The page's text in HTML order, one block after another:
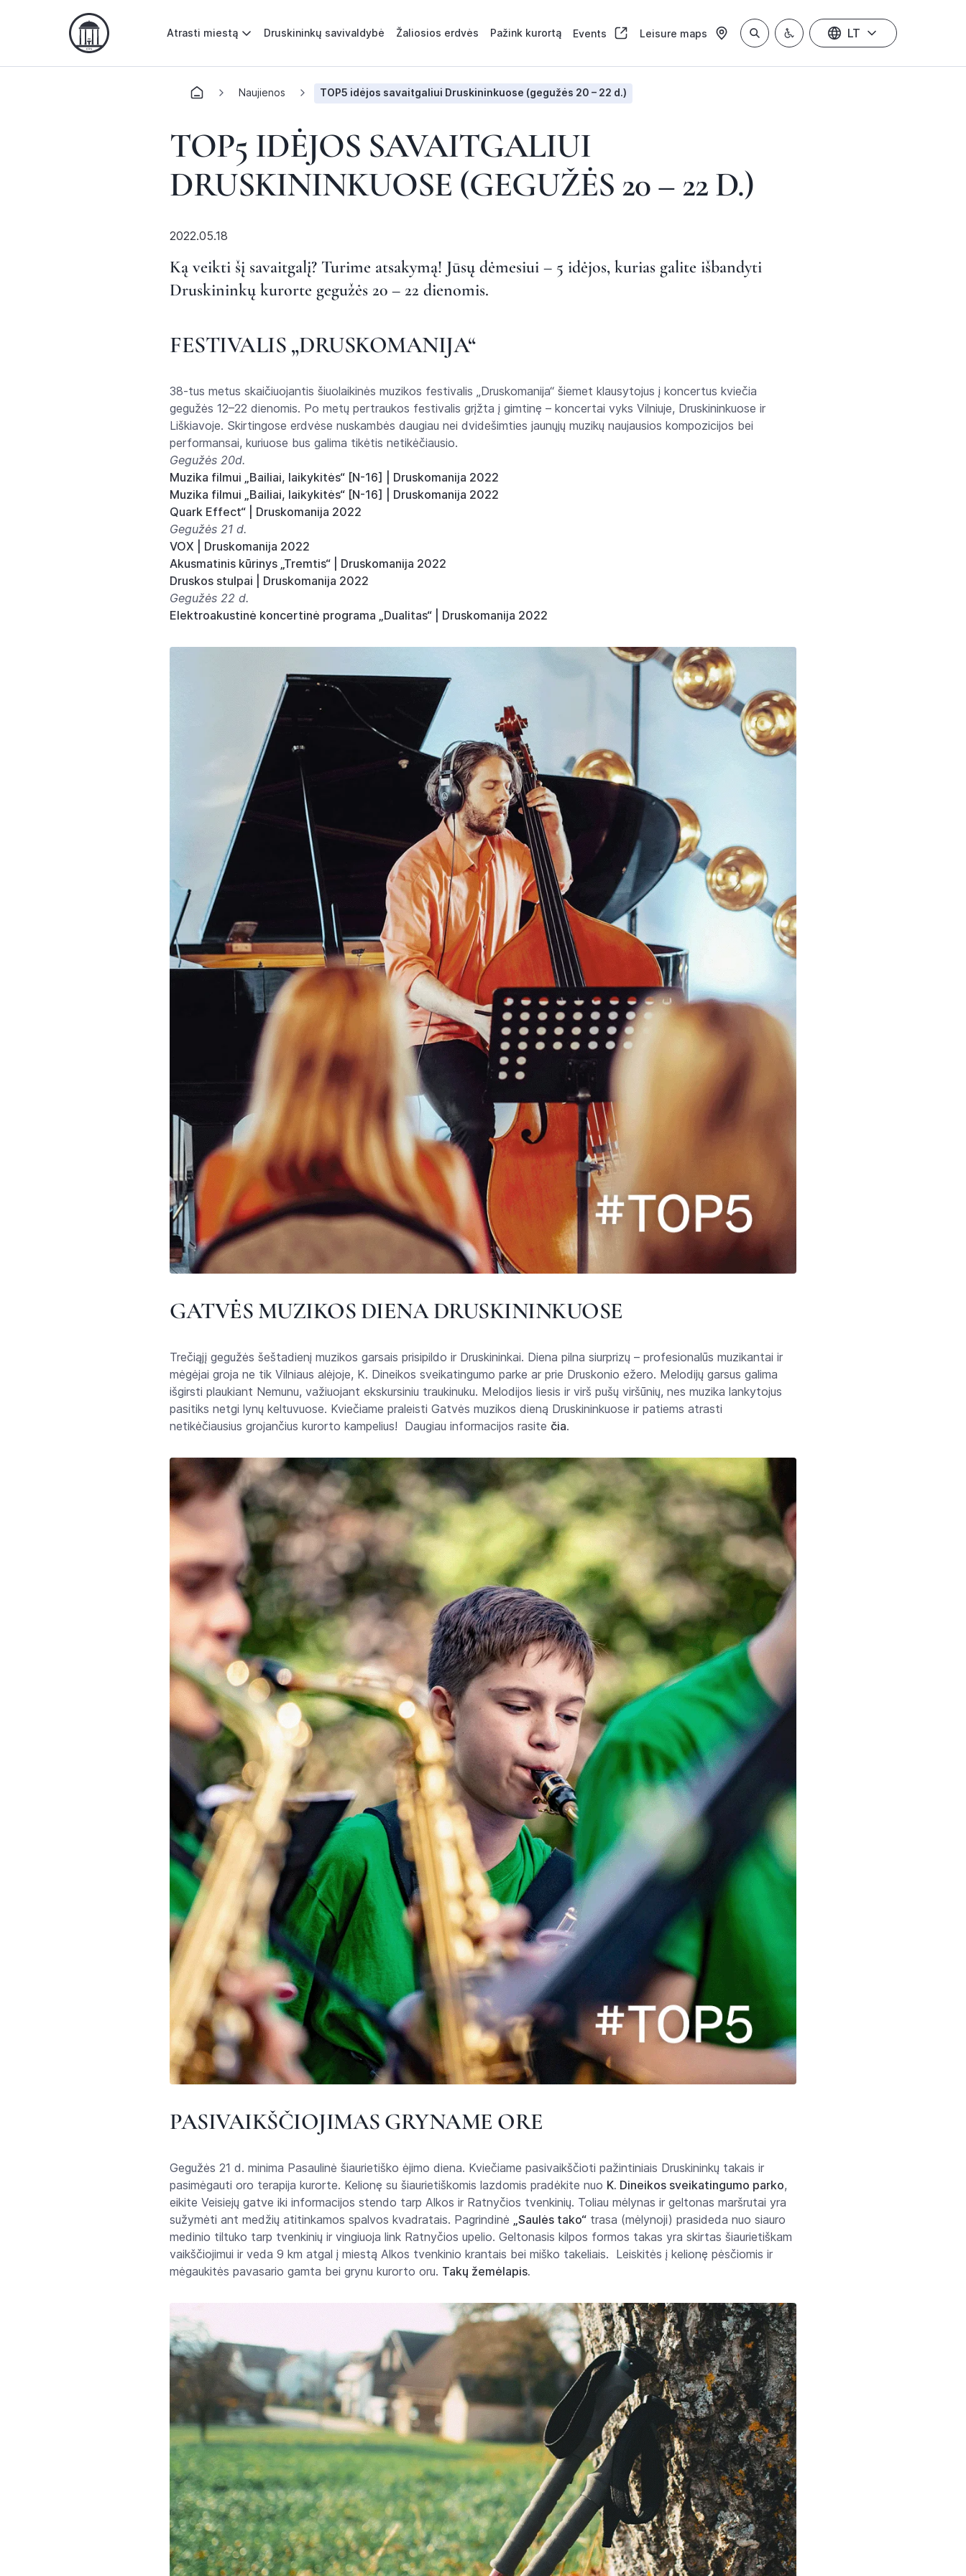
Atrasti miestą Druskininkų savivaldybė Žaliosios erdvės Pažink kurortą Events Leisure maps LT
Naujienos TOP5 idėjos savaitgaliui Druskininkuose (gegužės 20 – 22 d.)
TOP5 IDĖJOS SAVAITGALIUI
DRUSKININKUOSE (GEGUŽĖS 20 – 22 D.)
2022.05.18
Ką veikti šį savaitgalį? Turime atsakymą! Jūsų dėmesiui – 5 idėjos, kurias galite išbandyti
Druskininkų kurorte gegužės 20 – 22 dienomis.
FESTIVALIS „DRUSKOMANIJA“
38-tus metus skaičiuojantis šiuolaikinės muzikos festivalis „Druskomanija“ šiemet klausytojus į koncertus kviečia
gegužės 12–22 dienomis. Po metų pertraukos festivalis grįžta į gimtinę – koncertai vyks Vilniuje, Druskininkuose ir
Liškiavoje. Skirtingose erdvėse nuskambės daugiau nei dvidešimties jaunųjų muzikų naujausios kompozicijos bei
performansai, kuriuose bus galima tikėtis netikėčiausio.
Gegužės 20d.
Muzika filmui „Bailiai, laikykitės“ [N-16] | Druskomanija 2022
Muzika filmui „Bailiai, laikykitės“ [N-16] | Druskomanija 2022
Quark Effect“ | Druskomanija 2022
Gegužės 21 d.
VOX | Druskomanija 2022
Akusmatinis kūrinys „Tremtis“ | Druskomanija 2022
Druskos stulpai | Druskomanija 2022
Gegužės 22 d.
Elektroakustinė koncertinė programa „Dualitas“ | Druskomanija 2022
GATVĖS MUZIKOS DIENA DRUSKININKUOSE
Trečiąjį gegužės šeštadienį muzikos garsais prisipildo ir Druskininkai. Diena pilna siurprizų – profesionalūs muzikantai ir
mėgėjai groja ne tik Vilniaus alėjoje, K. Dineikos sveikatingumo parke ar prie Druskonio ežero. Melodijų garsus galima
išgirsti plaukiant Nemunu, važiuojant ekskursiniu traukinuku. Melodijos liesis ir virš pušų viršūnių, nes muzika lankytojus
pasitiks netgi lynų keltuvuose. Kviečiame praleisti Gatvės muzikos dieną Druskininkuose ir patiems atrasti
netikėčiausius grojančius kurorto kampelius! Daugiau informacijos rasite čia.
PASIVAIKŠČIOJIMAS GRYNAME ORE
Gegužės 21 d. minima Pasaulinė šiaurietiško ėjimo diena. Kviečiame pasivaikščioti pažintiniais Druskininkų takais ir
pasimėgauti oro terapija kurorte. Kelionę su šiaurietiškomis lazdomis pradėkite nuo K. Dineikos sveikatingumo parko,
eikite Veisiejų gatve iki informacijos stendo tarp Alkos ir Ratnyčios tvenkinių. Toliau mėlynas ir geltonas maršrutai yra
sužymėti ant medžių atitinkamos spalvos kvadratais. Pagrindinė „Saulės tako“ trasa (mėlynoji) prasideda nuo siauro
medinio tiltuko tarp tvenkinių ir vingiuoja link Ratnyčios upelio. Geltonasis kilpos formos takas yra skirtas šiaurietiškam
vaikščiojimui ir veda 9 km atgal į miestą Alkos tvenkinio krantais bei miško takeliais. Leiskitės į kelionę pėsčiomis ir
mėgaukitės pavasario gamta bei grynu kurorto oru. Takų žemėlapis.